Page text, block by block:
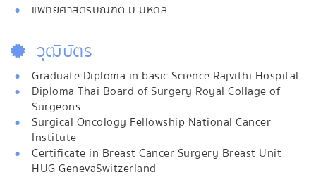
แพทยศาสตร์บัณฑิต ม.มหิดล
วุฒิบัตร
Graduate Diploma in basic Science Rajvithi Hospital
Diploma Thai Board of Surgery Royal Collage of
Surgeons
Surgical Oncology Fellowship National Cancer
Institute
Certificate in Breast Cancer Surgery Breast Unit
HUG GenevaSwitzerland